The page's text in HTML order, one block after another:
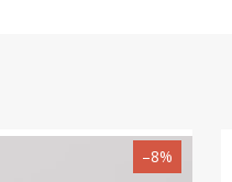
–8%